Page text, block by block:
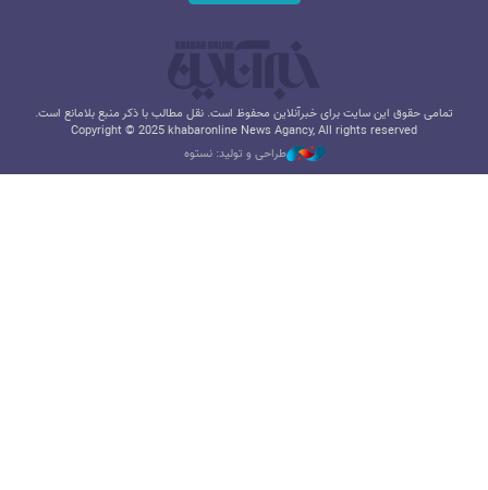
تمامی حقوق این سایت برای خبرآنلاین محفوظ است. نقل مطالب با ذکر منبع بلامانع است.
Copyright © 2025 khabaronline News Agancy, All rights reserved
طراحی و تولید: نستوه